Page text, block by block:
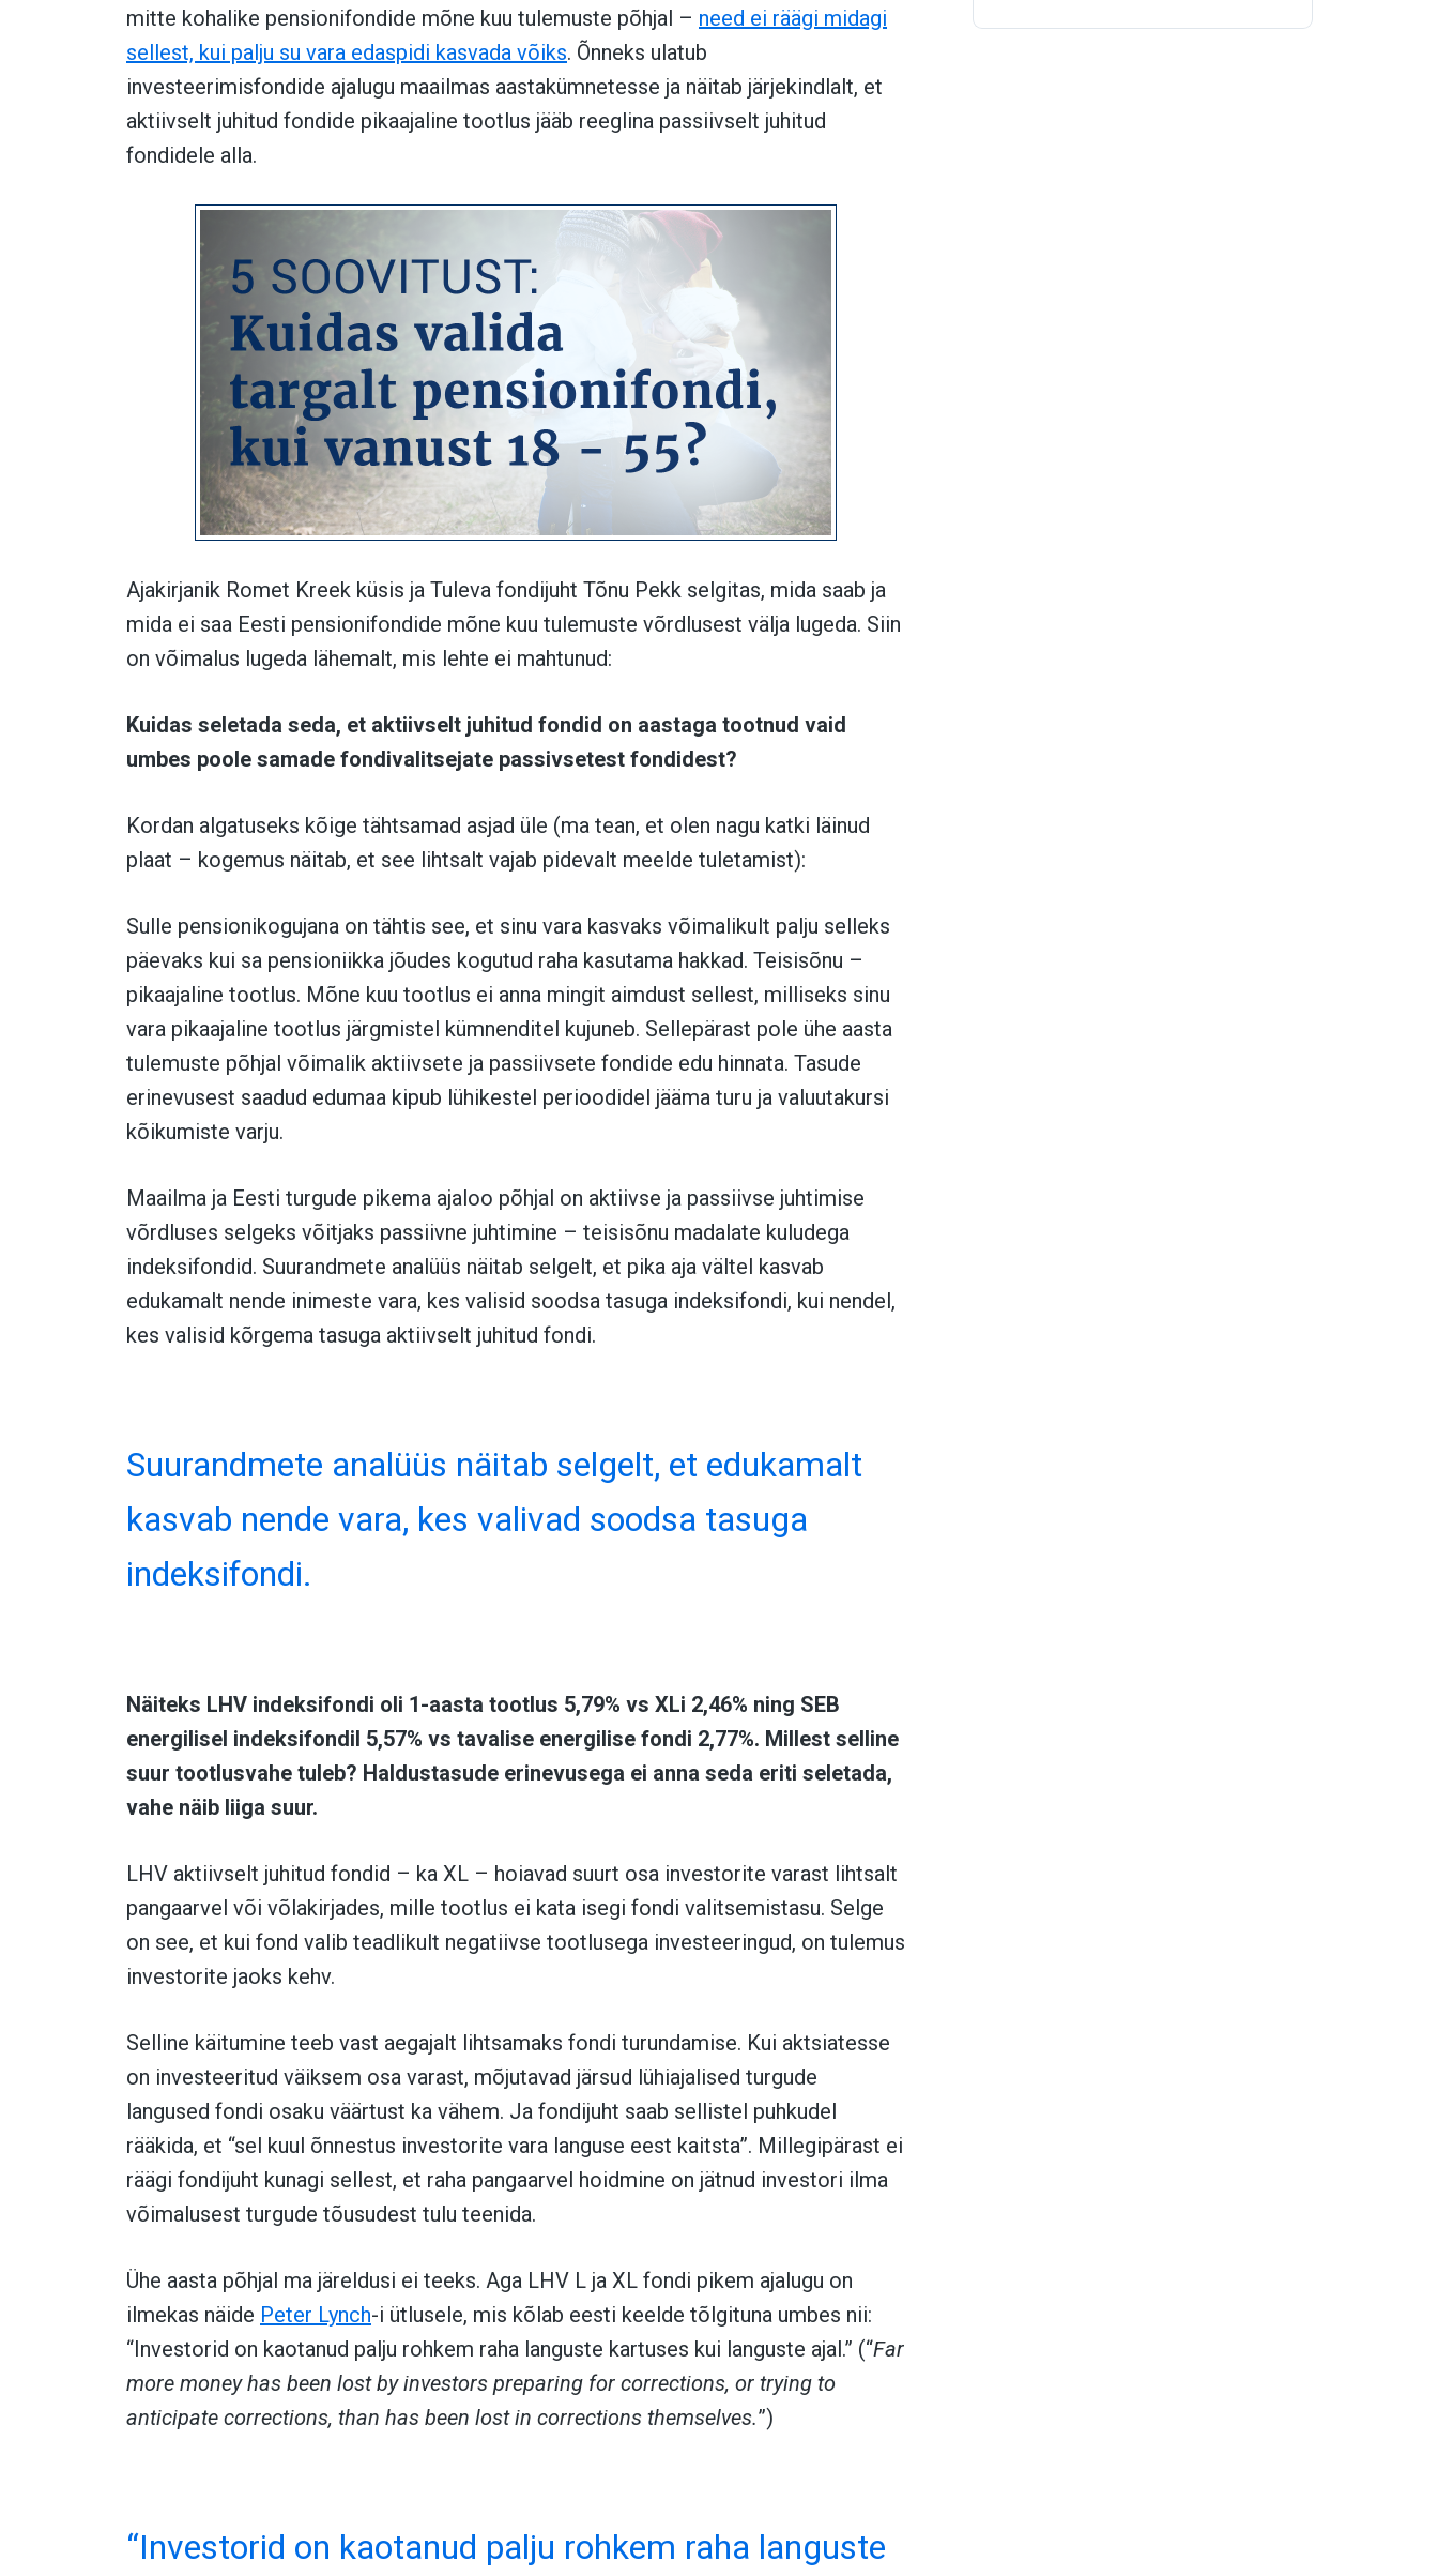
mitte kohalike pensionifondide mõne kuu tulemuste põhjal – need ei räägi midagi
sellest, kui palju su vara edaspidi kasvada võiks. Õnneks ulatub
investeerimisfondide ajalugu maailmas aastakümnetesse ja näitab järjekindlalt, et
aktiivselt juhitud fondide pikaajaline tootlus jääb reeglina passiivselt juhitud
fondidele alla.
Ajakirjanik Romet Kreek küsis ja Tuleva fondijuht Tõnu Pekk selgitas, mida saab ja
mida ei saa Eesti pensionifondide mõne kuu tulemuste võrdlusest välja lugeda. Siin
on võimalus lugeda lähemalt, mis lehte ei mahtunud:
Kuidas seletada seda, et aktiivselt juhitud fondid on aastaga tootnud vaid
umbes poole samade fondivalitsejate passivsetest fondidest?
Kordan algatuseks kõige tähtsamad asjad üle (ma tean, et olen nagu katki läinud
plaat – kogemus näitab, et see lihtsalt vajab pidevalt meelde tuletamist):
Sulle pensionikogujana on tähtis see, et sinu vara kasvaks võimalikult palju selleks
päevaks kui sa pensioniikka jõudes kogutud raha kasutama hakkad. Teisisõnu –
pikaajaline tootlus. Mõne kuu tootlus ei anna mingit aimdust sellest, milliseks sinu
vara pikaajaline tootlus järgmistel kümnenditel kujuneb. Sellepärast pole ühe aasta
tulemuste põhjal võimalik aktiivsete ja passiivsete fondide edu hinnata. Tasude
erinevusest saadud edumaa kipub lühikestel perioodidel jääma turu ja valuutakursi
kõikumiste varju.
Maailma ja Eesti turgude pikema ajaloo põhjal on aktiivse ja passiivse juhtimise
võrdluses selgeks võitjaks passiivne juhtimine – teisisõnu madalate kuludega
indeksifondid. Suurandmete analüüs näitab selgelt, et pika aja vältel kasvab
edukamalt nende inimeste vara, kes valisid soodsa tasuga indeksifondi, kui nendel,
kes valisid kõrgema tasuga aktiivselt juhitud fondi.
Suurandmete analüüs näitab selgelt, et edukamalt
kasvab nende vara, kes valivad soodsa tasuga
indeksifondi.
Näiteks LHV indeksifondi oli 1-aasta tootlus 5,79% vs XLi 2,46% ning SEB
energilisel indeksifondil 5,57% vs tavalise energilise fondi 2,77%. Millest selline
suur tootlusvahe tuleb? Haldustasude erinevusega ei anna seda eriti seletada,
vahe näib liiga suur.
LHV aktiivselt juhitud fondid – ka XL – hoiavad suurt osa investorite varast lihtsalt
pangaarvel või võlakirjades, mille tootlus ei kata isegi fondi valitsemistasu. Selge
on see, et kui fond valib teadlikult negatiivse tootlusega investeeringud, on tulemus
investorite jaoks kehv.
Selline käitumine teeb vast aegajalt lihtsamaks fondi turundamise. Kui aktsiatesse
on investeeritud väiksem osa varast, mõjutavad järsud lühiajalised turgude
langused fondi osaku väärtust ka vähem. Ja fondijuht saab sellistel puhkudel
rääkida, et “sel kuul õnnestus investorite vara languse eest kaitsta”. Millegipärast ei
räägi fondijuht kunagi sellest, et raha pangaarvel hoidmine on jätnud investori ilma
võimalusest turgude tõusudest tulu teenida.
Ühe aasta põhjal ma järeldusi ei teeks. Aga LHV L ja XL fondi pikem ajalugu on
ilmekas näide Peter Lynch-i ütlusele, mis kõlab eesti keelde tõlgituna umbes nii:
“Investorid on kaotanud palju rohkem raha languste kartuses kui languste ajal.” (“Far
more money has been lost by investors preparing for corrections, or trying to
anticipate corrections, than has been lost in corrections themselves.”)
“Investorid on kaotanud palju rohkem raha languste